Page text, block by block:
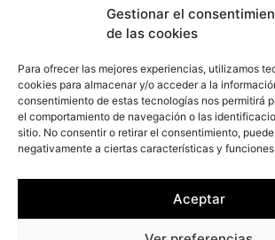
Gestionar el
de las cookies
Para ofrecer las mejores experiencias, utilizamos
cookies para almacenar y/o acceder a la
consentimiento de estas tecnologías nos permitirá
el comportamiento de navegación o las
sitio. No consentir o retirar el consentimiento,
negativamente a ciertas características y
Aceptar
reservados.